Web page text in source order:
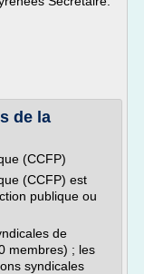
de la
(CCFP)
(CCFP) est
publique ou
de
membres) ; les
syndicales